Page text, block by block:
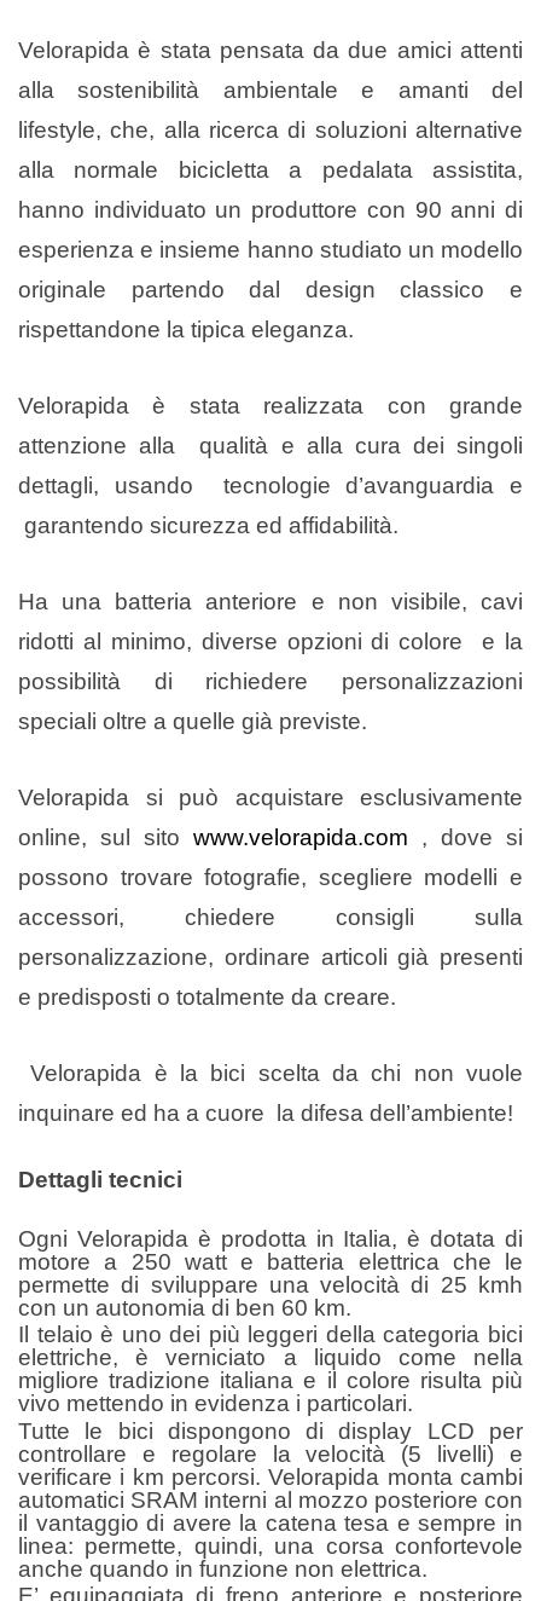
Velorapida è stata pensata da due amici attenti
alla sostenibilità ambientale e amanti del
lifestyle, che, alla ricerca di soluzioni alternative
alla normale bicicletta a pedalata assistita,
hanno individuato un produttore con 90 anni di
esperienza e insieme hanno studiato un modello
originale partendo dal design classico e
rispettandone la tipica eleganza.
Velorapida è stata realizzata con grande
attenzione alla qualità e alla cura dei singoli
dettagli, usando tecnologie d’avanguardia e
garantendo sicurezza ed affidabilità.
Ha una batteria anteriore e non visibile, cavi
ridotti al minimo, diverse opzioni di colore e la
possibilità di richiedere personalizzazioni
speciali oltre a quelle già previste.
Velorapida si può acquistare esclusivamente
online, sul sito www.velorapida.com , dove si
possono trovare fotografie, scegliere modelli e
accessori, chiedere consigli sulla
personalizzazione, ordinare articoli già presenti
e predisposti o totalmente da creare.
Velorapida è la bici scelta da chi non vuole
inquinare ed ha a cuore la difesa dell’ambiente!
Dettagli tecnici
Ogni Velorapida è prodotta in Italia, è dotata di
motore a 250 watt e batteria elettrica che le
permette di sviluppare una velocità di 25 kmh
con un autonomia di ben 60 km.
Il telaio è uno dei più leggeri della categoria bici
elettriche, è verniciato a liquido come nella
migliore tradizione italiana e il colore risulta più
vivo mettendo in evidenza i particolari.
Tutte le bici dispongono di display LCD per
controllare e regolare la velocità (5 livelli) e
verificare i km percorsi. Velorapida monta cambi
automatici SRAM interni al mozzo posteriore con
il vantaggio di avere la catena tesa e sempre in
linea: permette, quindi, una corsa confortevole
anche quando in funzione non elettrica.
E’ equipaggiata di freno anteriore e posteriore